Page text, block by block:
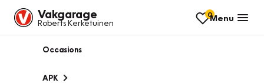
Vakgarage
Roberts Kerketuinen
0Menu
Occasions
APK